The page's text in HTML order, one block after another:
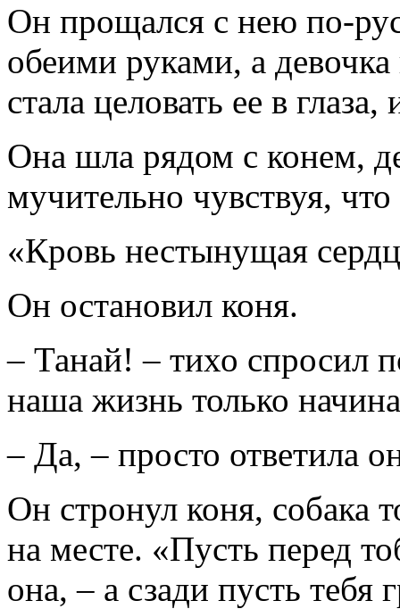
Он прощался с нею по-
обеими руками, а
стала целовать ее в
Она шла рядом с конем,
мучительно чувствуя,
«Кровь нестынущая
Он остановил коня.
– Танай! – тихо спросил
наша жизнь только
– Да, – просто ответила
Он стронул коня, собака
на месте. «Пусть перед
она, – а сзади пусть тебя